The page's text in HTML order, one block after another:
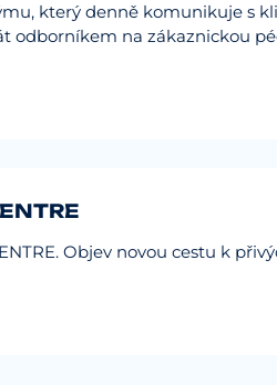
který denně komunikuje s
odborníkem na zákaznickou
Objev novou cestu k